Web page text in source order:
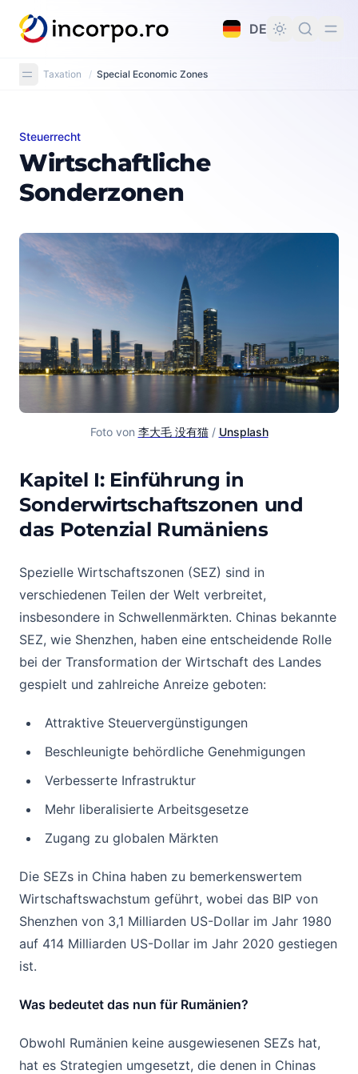
springen
DE
Taxation / Special Economic Zones
Wirtschaftliche Sonderzonen
Steuerrecht
Wirtschaftliche
Sonderzonen
Foto von 李大毛 没有猫 / Unsplash
Kapitel I: Einführung in
Sonderwirtschaftszonen und
das Potenzial Rumäniens
Spezielle Wirtschaftszonen (SEZ) sind in
verschiedenen Teilen der Welt verbreitet,
insbesondere in Schwellenmärkten. Chinas bekannte
SEZ, wie Shenzhen, haben eine entscheidende Rolle
bei der Transformation der Wirtschaft des Landes
gespielt und zahlreiche Anreize geboten:
Attraktive Steuervergünstigungen
Beschleunigte behördliche Genehmigungen
Verbesserte Infrastruktur
Mehr liberalisierte Arbeitsgesetze
Zugang zu globalen Märkten
Die SEZs in China haben zu bemerkenswertem
Wirtschaftswachstum geführt, wobei das BIP von
Shenzhen von 3,1 Milliarden US-Dollar im Jahr 1980
auf 414 Milliarden US-Dollar im Jahr 2020 gestiegen
ist.
Was bedeutet das nun für Rumänien?
Obwohl Rumänien keine ausgewiesenen SEZs hat,
hat es Strategien umgesetzt, die denen in Chinas